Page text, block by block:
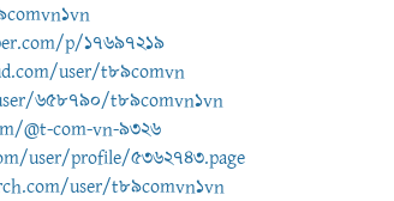
p/17697219
user/t89comvn
658790/t89comvn1vn
@t-com-vn-9326
user/profile/5362743.page
user/t89comvn1vn